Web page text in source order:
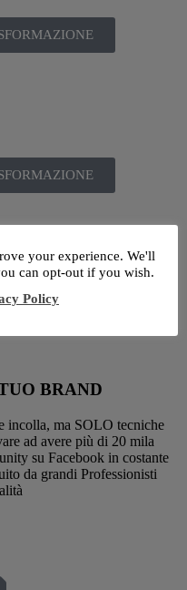
ACQUISTI
BRAND
incolla, ma SOLO tecniche
ad avere più di 20 mila
su Facebook in costante
da grandi Professionisti
your experience. We'll
can opt-out if you wish.
Policy